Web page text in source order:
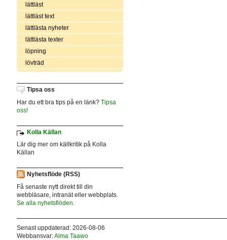
lättläst
lättläst text
lättlästa nyheter
lättlästa texter
löpning
lövträd
Tipsa oss
Har du ett bra tips på en länk? Tipsa
oss!
Kolla Källan
Lär dig mer om källkritik på Kolla
Källan
Nyhetsflöde (RSS)
Få senaste nytt direkt till din
webbläsare, intranät eller webbplats.
Se alla nyhetsflöden.
Senast uppdaterad: 2026-08-06
Webbansvar:Alma Taawo